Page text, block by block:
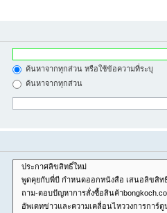
ค้นหาจากทุกส่วน หรือใช้ข้อความที่ระบุ
ค้นหาจากทุกส่วน